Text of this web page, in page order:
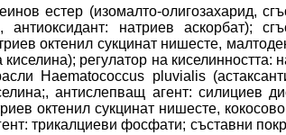
естер (изомалто-олигозахарид,
натриев аскорбат);
октенил сукцинат нишесте,
регулатор на киселинността:
Haematococcus pluvialis
антислепващ агент: силициев
октенил сукцинат нишесте,
трикалциеви фосфати; съставни